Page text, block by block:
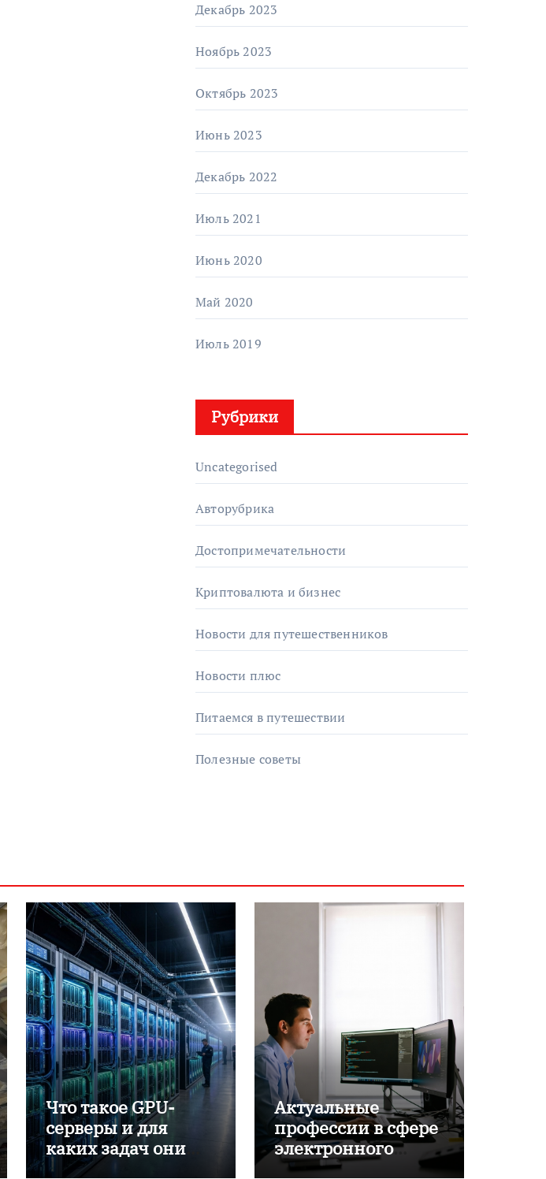
Декабрь 2023
Ноябрь 2023
Октябрь 2023
Июнь 2023
Декабрь 2022
Июль 2021
Июнь 2020
Май 2020
Июль 2019
Рубрики
Uncategorised
Авторубрика
Достопримечательности
Криптовалюта и бизнес
Новости для путешественников
Новости плюс
Питаемся в путешествии
Полезные советы
Что такое GPU-
серверы и для
каких задач они
применяются
Актуальные
профессии в сфере
электронного
обучения